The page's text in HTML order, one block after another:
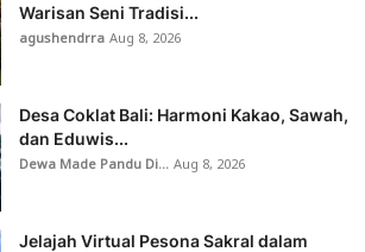
Warisan Seni Tradisi...
agushendrraAug 8, 2026
Desa Coklat Bali: Harmoni Kakao, Sawah,
dan Eduwis...
Dewa Made Pandu Di...Aug 8, 2026
Jelajah Virtual Pesona Sakral dalam